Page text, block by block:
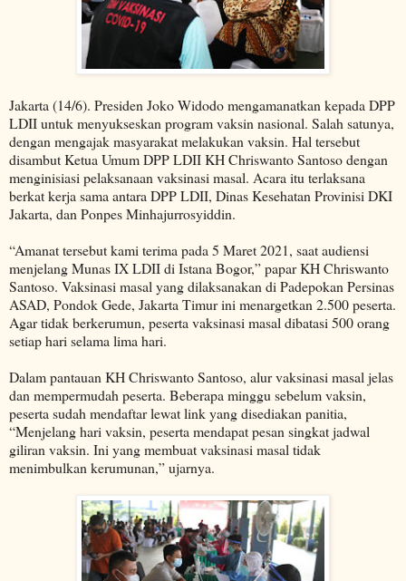
Jakarta (14/6). Presiden Joko Widodo mengamanatkan kepada DPP
LDII untuk menyukseskan program vaksin nasional. Salah satunya,
dengan mengajak masyarakat melakukan vaksin. Hal tersebut
disambut Ketua Umum DPP LDII KH Chriswanto Santoso dengan
menginisiasi pelaksanaan vaksinasi masal. Acara itu terlaksana
berkat kerja sama antara DPP LDII, Dinas Kesehatan Provinisi DKI
Jakarta, dan Ponpes Minhajurrosyiddin.
“Amanat tersebut kami terima pada 5 Maret 2021, saat audiensi
menjelang Munas IX LDII di Istana Bogor,” papar KH Chriswanto
Santoso. Vaksinasi masal yang dilaksanakan di Padepokan Persinas
ASAD, Pondok Gede, Jakarta Timur ini menargetkan 2.500 peserta.
Agar tidak berkerumun, peserta vaksinasi masal dibatasi 500 orang
setiap hari selama lima hari.
Dalam pantauan KH Chriswanto Santoso, alur vaksinasi masal jelas
dan mempermudah peserta. Beberapa minggu sebelum vaksin,
peserta sudah mendaftar lewat link yang disediakan panitia,
“Menjelang hari vaksin, peserta mendapat pesan singkat jadwal
giliran vaksin. Ini yang membuat vaksinasi masal tidak
menimbulkan kerumunan,” ujarnya.